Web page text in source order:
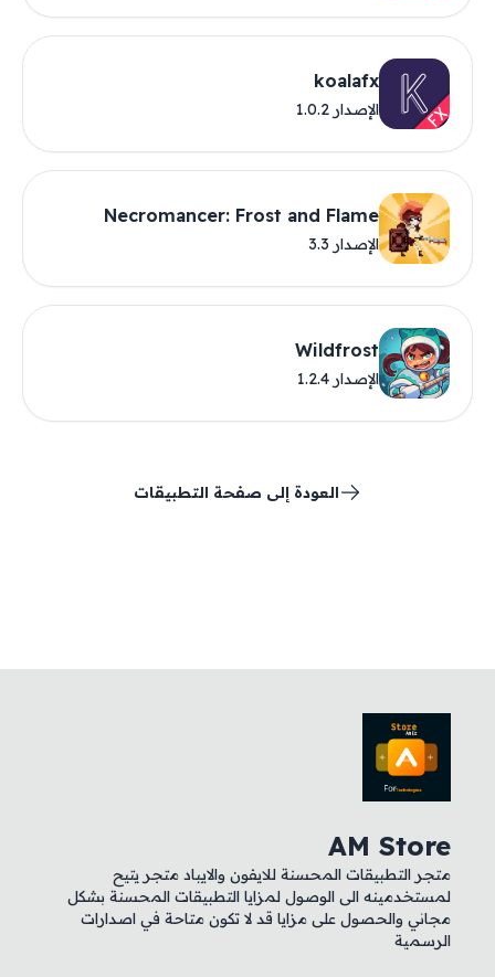
koalafx
الإصدار 1.0.2
Necromancer: Frost and Flame
الإصدار 3.3
Wildfrost
الإصدار 1.2.4
العودة إلى صفحة التطبيقات
AM Store
متجر التطبيقات المحسنة للايفون والايباد متجر يتيح
لمستخدمينه الى الوصول لمزايا التطبيقات المحسنة بشكل
مجاني والحصول على مزايا قد لا تكون متاحة في اصدارات
الرسمية